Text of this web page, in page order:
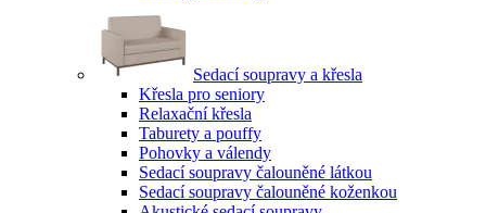
Sedací soupravy a křesla
Křesla pro seniory
Relaxační křesla
Taburety a pouffy
Pohovky a válendy
Sedací soupravy čalouněné látkou
Sedací soupravy čalouněné koženkou